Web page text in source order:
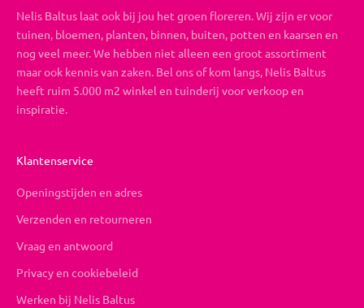
Nelis Baltus laat ook bij jou het groen floreren. Wij zijn er voor
tuinen, bloemen, planten, binnen, buiten, potten en kaarsen en
nog veel meer. We hebben niet alleen een groot assortiment
maar ook kennis van zaken. Bel ons of kom langs, Nelis Baltus
heeft ruim 5.000 m2 winkel en tuinderij voor verkoop en
inspiratie.
Klantenservice
Openingstijden en adres
Verzenden en retourneren
Vraag en antwoord
Privacy en cookiebeleid
Werken bij Nelis Baltus